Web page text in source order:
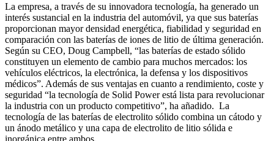
La empresa, a través de su innovadora tecnología, ha generado un
interés sustancial en la industria del automóvil, ya que sus baterías
proporcionan mayor densidad energética, fiabilidad y seguridad en
comparación con las baterías de iones de litio de última generación.
Según su CEO, Doug Campbell, “las baterías de estado sólido
constituyen un elemento de cambio para muchos mercados: los
vehículos eléctricos, la electrónica, la defensa y los dispositivos
médicos”. Además de sus ventajas en cuanto a rendimiento, coste y
seguridad “la tecnología de Solid Power está lista para revolucionar
la industria con un producto competitivo”, ha añadido. La
tecnología de las baterías de electrolito sólido combina un cátodo y
un ánodo metálico y una capa de electrolito de litio sólida e
inorgánica entre ambos.